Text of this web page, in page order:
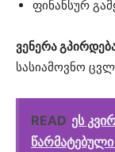
ფინანსურ
ვენერა
სასიამოვნო
READ ეს
წარმატებული